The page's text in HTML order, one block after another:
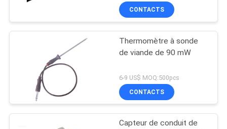
CONTACTS
Thermomètre à sonde
de viande de 90 mW
6-9 US$ MOQ:500pcs
CONTACTS
Capteur de conduit de